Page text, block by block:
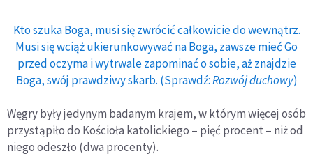
Kto szuka Boga, musi się zwrócić całkowicie do wewnątrz.
Musi się wciąż ukierunkowywać na Boga, zawsze mieć Go
przed oczyma i wytrwale zapominać o sobie, aż znajdzie
Boga, swój prawdziwy skarb. (Sprawdź:Rozwój duchowy)
Węgry były jedynym badanym krajem, w którym więcej osób
przystąpiło do Kościoła katolickiego – pięć procent – niż od
niego odeszło (dwa procenty).